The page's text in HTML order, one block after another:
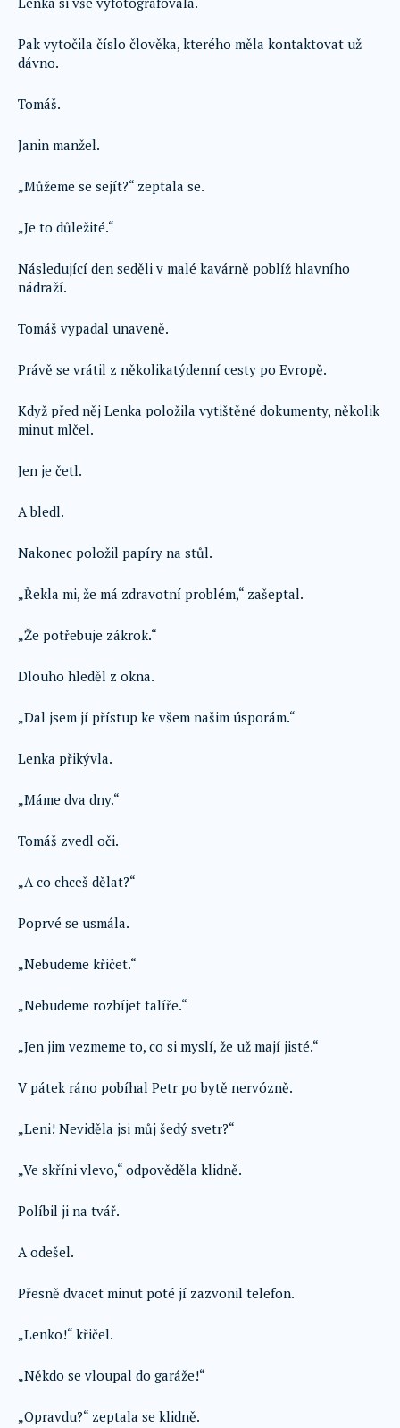
Pak vytočila číslo člověka, kterého měla kontaktovat už
dávno.
Tomáš.
Janin manžel.
„Můžeme se sejít?“ zeptala se.
„Je to důležité.“
Následující den seděli v malé kavárně poblíž hlavního
nádraží.
Tomáš vypadal unaveně.
Právě se vrátil z několikatýdenní cesty po Evropě.
Když před něj Lenka položila vytištěné dokumenty, několik
minut mlčel.
Jen je četl.
A bledl.
Nakonec položil papíry na stůl.
„Řekla mi, že má zdravotní problém,“ zašeptal.
„Že potřebuje zákrok.“
Dlouho hleděl z okna.
„Dal jsem jí přístup ke všem našim úsporám.“
Lenka přikývla.
„Máme dva dny.“
Tomáš zvedl oči.
„A co chceš dělat?“
Poprvé se usmála.
„Nebudeme křičet.“
„Nebudeme rozbíjet talíře.“
„Jen jim vezmeme to, co si myslí, že už mají jisté.“
V pátek ráno pobíhal Petr po bytě nervózně.
„Leni! Neviděla jsi můj šedý svetr?“
„Ve skříni vlevo,“ odpověděla klidně.
Políbil ji na tvář.
A odešel.
Přesně dvacet minut poté jí zazvonil telefon.
„Lenko!“ křičel.
„Někdo se vloupal do garáže!“
„Opravdu?“ zeptala se klidně.